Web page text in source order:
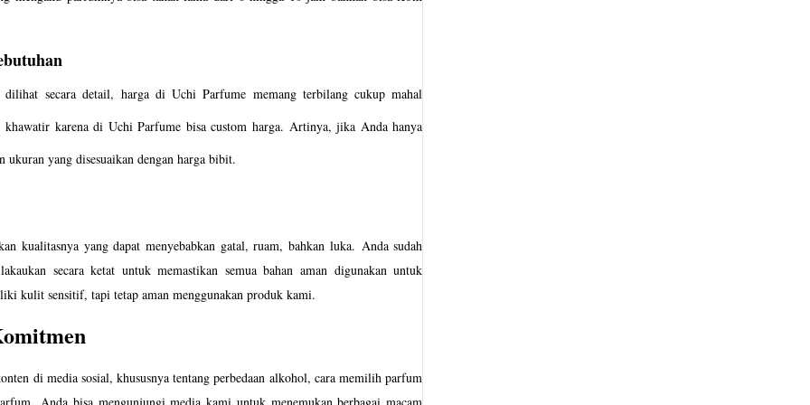
secara detail, harga di Uchi Parfume memang terbilang cukup mahal
karena di Uchi Parfume bisa custom harga. Artinya, jika Anda hanya
ukuran yang disesuaikan dengan harga bibit.
kualitasnya yang dapat menyebabkan gatal, ruam, bahkan luka. Anda sudah
secara ketat untuk memastikan semua bahan aman digunakan untuk
kulit sensitif, tapi tetap aman menggunakan produk kami.
di media sosial, khususnya tentang perbedaan alkohol, cara memilih parfum